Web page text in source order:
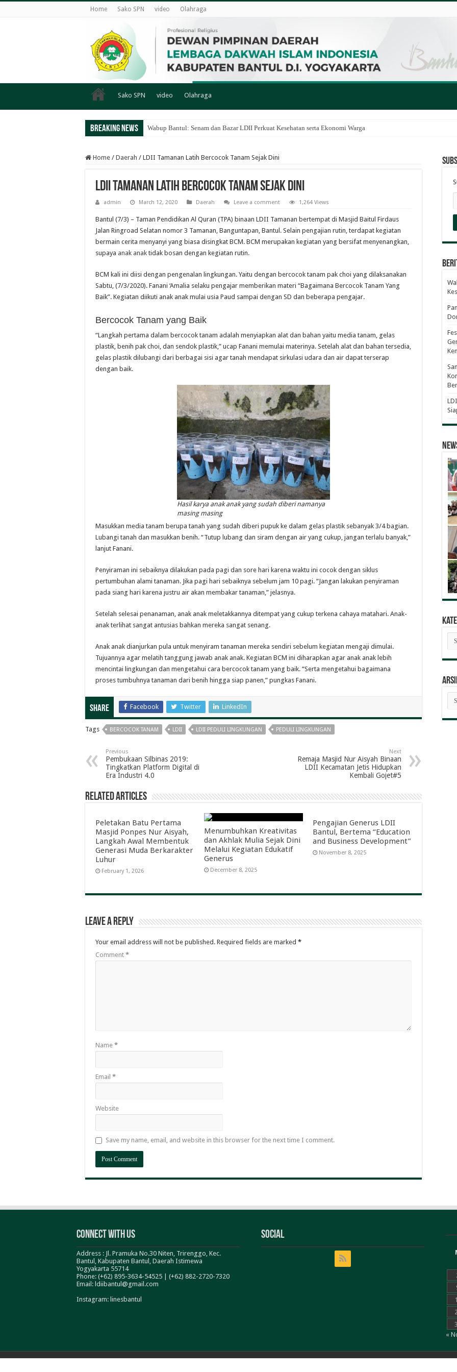
Home Sako SPN video Olahraga
Sako SPN video Olahraga
Breaking News Wabup Bantul: Senam dan Bazar LDII Perkuat Kesehatan serta Ekonomi Warga
Home / Daerah / LDII Tamanan Latih Bercocok Tanam Sejak Dini
LDII Tamanan Latih Bercocok Tanam Sejak Dini
admin March 12, 2020 Daerah Leave a comment 1,264 Views
Bantul (7/3) – Taman Pendidikan Al Quran (TPA) binaan LDII Tamanan bertempat di Masjid Baitul Firdaus
Jalan Ringroad Selatan nomor 3 Tamanan, Banguntapan, Bantul. Selain pengajian rutin, terdapat kegiatan
bermain cerita menyanyi yang biasa disingkat BCM. BCM merupakan kegiatan yang bersifat menyenangkan,
supaya anak anak tidak bosan dengan kegiatan rutin.
BCM kali ini diisi dengan pengenalan lingkungan. Yaitu dengan bercocok tanam pak choi yang dilaksanakan
Sabtu, (7/3/2020). Fanani ‘Amalia selaku pengajar memberikan materi “Bagaimana Bercocok Tanam Yang
Baik”. Kegiatan diikuti anak anak mulai usia Paud sampai dengan SD dan beberapa pengajar.
Bercocok Tanam yang Baik
“Langkah pertama dalam bercocok tanam adalah menyiapkan alat dan bahan yaitu media tanam, gelas
plastik, benih pak choi, dan sendok plastik,” ucap Fanani memulai materinya. Setelah alat dan bahan tersedia,
gelas plastik dilubangi dari berbagai sisi agar tanah mendapat sirkulasi udara dan air dapat terserap
dengan baik.
Hasil karya anak anak yang sudah diberi namanya
masing masing
Masukkan media tanam berupa tanah yang sudah diberi pupuk ke dalam gelas plastik sebanyak 3/4 bagian.
Lubangi tanah dan masukkan benih. “Tutup lubang dan siram dengan air yang cukup, jangan terlalu banyak,”
lanjut Fanani.
Penyiraman ini sebaiknya dilakukan pada pagi dan sore hari karena waktu ini cocok dengan siklus
pertumbuhan alami tanaman. Jika pagi hari sebaiknya sebelum jam 10 pagi. “Jangan lakukan penyiraman
pada siang hari karena justru air akan membakar tanaman,” jelasnya.
Setelah selesai penanaman, anak anak meletakkannya ditempat yang cukup terkena cahaya matahari. Anak-
anak terlihat sangat antusias bahkan mereka sangat senang.
Anak anak dianjurkan pula untuk menyiram tanaman mereka sendiri sebelum kegiatan mengaji dimulai.
Tujuannya agar melatih tanggung jawab anak anak. Kegiatan BCM ini diharapkan agar anak anak lebih
mencintai lingkungan dan mengetahui cara bercocok tanam yang baik. “Serta mengetahui bagaimana
proses tumbuhnya tanaman dari benih hingga siap panen,” pungkas Fanani.
Share Facebook Twitter LinkedIn
Tags BERCOCOK TANAM LDII LDII PEDULI LINGKUNGAN PEDULI LINGKUNGAN
Previous
Pembukaan Silbinas 2019:
Tingkatkan Platform Digital di
Era Industri 4.0
Next
Remaja Masjid Nur Aisyah Binaan
LDII Kecamatan Jetis Hidupkan
Kembali Gojet#5
Related Articles
Peletakan Batu Pertama
Masjid Ponpes Nur Aisyah,
Langkah Awal Membentuk
Generasi Muda Berkarakter
Luhur
February 1, 2026
Menumbuhkan Kreativitas
dan Akhlak Mulia Sejak Dini
Melalui Kegiatan Edukatif
Generus
December 8, 2025
Pengajian Generus LDII
Bantul, Bertema “Education
and Business Development”
November 8, 2025
Leave a Reply
Your email address will not be published. Required fields are marked *
Comment *
Name *
Email *
Website
Save my name, email, and website in this browser for the next time I comment.
Connect With Us
Address : Jl. Pramuka No.30 Niten, Trirenggo, Kec.
Bantul, Kabupaten Bantul, Daerah Istimewa
Yogyakarta 55714
Phone: (+62) 895-3634-54525 | (+62) 882-2720-7320
Email: ldiibantul@gmail.com
Instagram: linesbantul
Social
«